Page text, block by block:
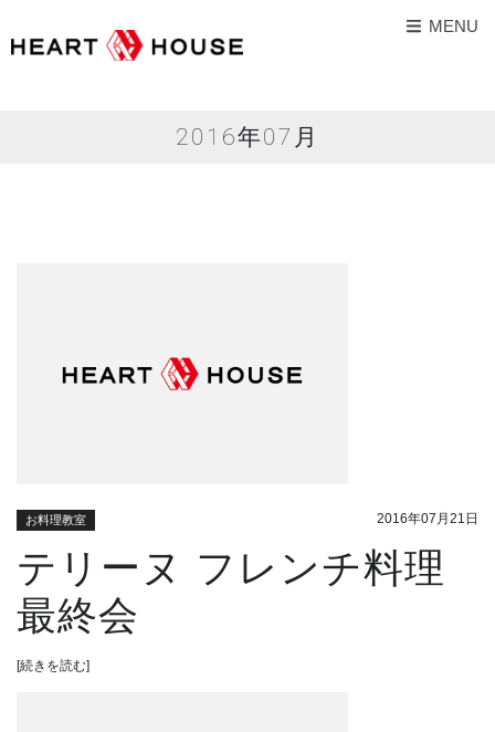
MENU
2016年07月
お料理教室 2016年07月21日
テリーヌ フレンチ料理
最終会
[続きを読む]